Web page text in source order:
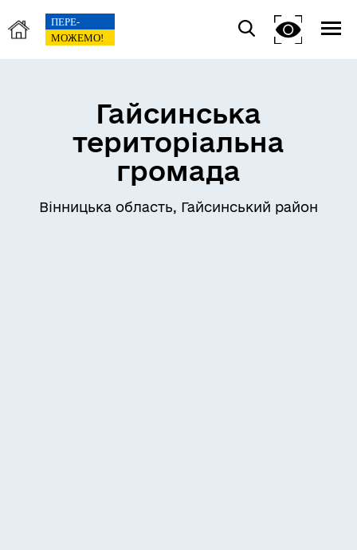
Гайсинська
територіальна
громада
Вінницька область, Гайсинський район